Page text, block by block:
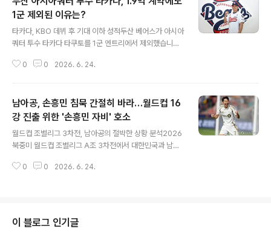
1군 제외된 이유는?
타카다, KBO 데뷔 후 기대 이하 성적두산 베어스가 아시아
쿼터 투수 타카다 타쿠토를 1군 엔트리에서 제외했습니다.
데뷔 이후 기대 이하의 성적을 기록하고 있습니다. 이에 따
의 최근 투구에 대해 편차가 있다고 평가했습니다. 특히 한
화전에서는 유리한 카운트를 잡고도 볼넷을 허용하는 등
아쉬운 모습을 보였다고 지적했습니다. 이에 따라 타카다
의 다음 등판은 잠시 미뤄지고, 최승용이 선발 투수로 나설
연 투수는 두 경기 연속 피홈런을 허용하며 부진한 모습을
0 0 2026. 6. 24.
남아공, 손흥민 침묵 간절히 바라…월드컵 16
강 진출 위한 '손흥민 자비' 호소
월드컵 조별리그 3차전, 남아공의 절박한 상황 분석2026
북중미 월드컵 조별리그 A조 3차전에서 대한민국과 남아
은 1무 1패로 4위에 머물러 있습니다. 남아공은 이번 경기
민이 아직 이번 월드컵에서 득점을 기록하지 못했지만, 언
제든 득점할 수 있는 세계적인 공격수임을 인정했습니다.
0 0 2026. 6. 24.
이 블로그 인기글